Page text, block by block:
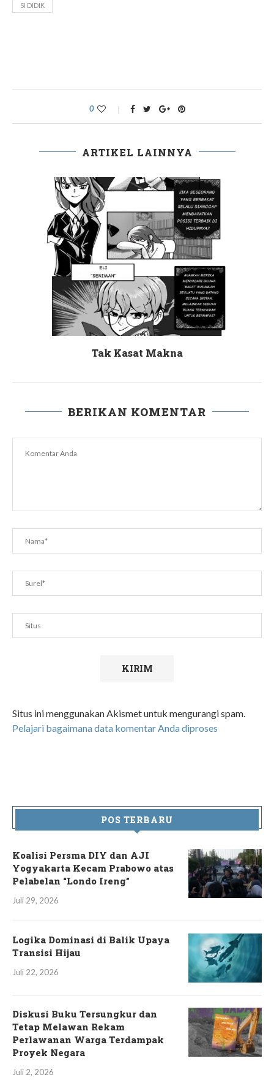
SI DIDIK
0
ARTIKEL LAINNYA
Tak Kasat Makna
BERIKAN KOMENTAR
Situs ini menggunakan Akismet untuk mengurangi spam.
Pelajari bagaimana data komentar Anda diproses
POS TERBARU
Koalisi Persma DIY dan AJI
Yogyakarta Kecam Prabowo atas
Pelabelan “Londo Ireng”
Juli 29, 2026
Logika Dominasi di Balik Upaya
Transisi Hijau
Juli 22, 2026
Diskusi Buku Tersungkur dan
Tetap Melawan Rekam
Perlawanan Warga Terdampak
Proyek Negara
Juli 2, 2026